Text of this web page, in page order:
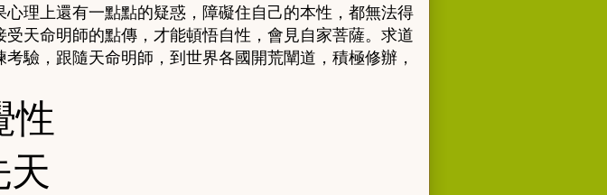
理上還有一點點的疑惑，障礙住自己的本性，都無法得
天命明師的點傳，才能頓悟自性，會見自家菩薩。求道
驗，跟隨天命明師，到世界各國開荒闡道，積極修辦，
性
天